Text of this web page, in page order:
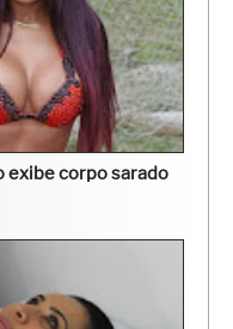
exibe corpo sarado